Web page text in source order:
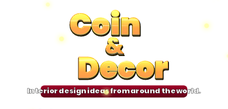
Coin
&
Decor
Coin
&
Decor
Coin
&
Decor
Coin
&
Decor
Interior design ideas from around the world.